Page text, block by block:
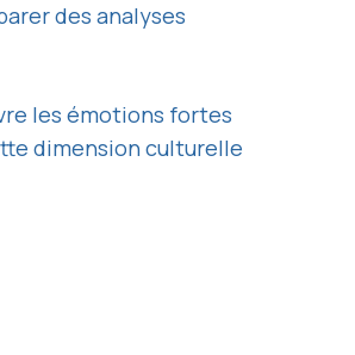
des analyses
les émotions fortes
dimension culturelle